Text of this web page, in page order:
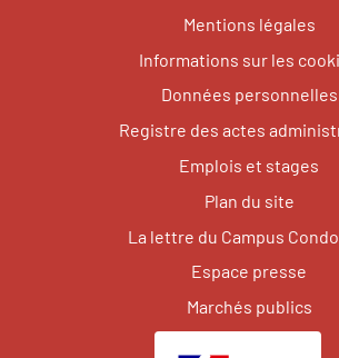
Mentions légales
Informations sur les
Données personnelles
Registre des actes
Emplois et stages
Plan du site
La lettre du Campus
Espace presse
Marchés publics